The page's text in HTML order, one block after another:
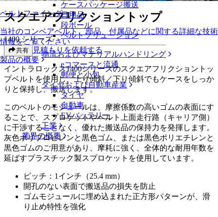
ベルトファインダー
当社のコンベアベルト、部品、付属品などに関する詳細な技術
情報をご覧ください
製品の概要
ケースパッケージ搬送
日用品
段ボール
ベルトソリューション
物流およびマテリアルハンドリング
eコマースと流通
郵便と小包
タイヤおよび自動車産業
タイヤ
自動車
EVバッテリー
工業
業界の概要
スクエアフリクショントップ
1400 シリーズ
共有 見積もりを依頼する
イントラロックス1400シリーズのスクエアフリクショントッ
プベルトを使用し、上り傾斜／下り傾斜でもケースをしっか
りと保持し、搬送します。
このベルトのモジュールは、摩擦係数の高いゴムの表面にす
ることで、スプロケットやベルト上面走行路（キャリア側）
に干渉することなく、優れた搬送品の保持力を発揮します。
灰色ポリプロピレンと黒色ゴム、または黒色ポリエチレンと
黒色ゴムのご用意があり、摩耗に強く、全体的な耐用年数を
延ばすプラスチック製スプロケットを使用しています。
ピッチ：1インチ（25.4 mm）
開孔のない表面で搬送品の損失を防止
ゴムモジュールに埋め込まれた正方形パターンが、滑
り止め特性を強化